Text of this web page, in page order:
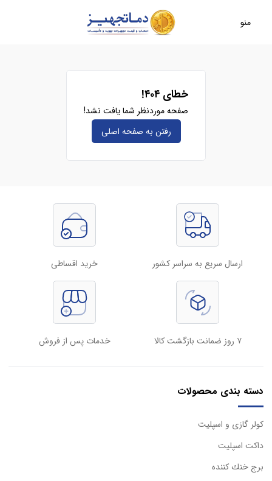
منو
خطای ۴۰۴!
صفحه موردنظر شما یافت نشد!
رفتن به صفحه‌ اصلی
ارسال سریع به سراسر کشور خرید اقساطی
۷ روز ضمانت بازگشت کالا خدمات پس از فروش
دسته بندی محصولات
كولر گازی و اسپليت
داكت اسپليت
برج خنك كننده